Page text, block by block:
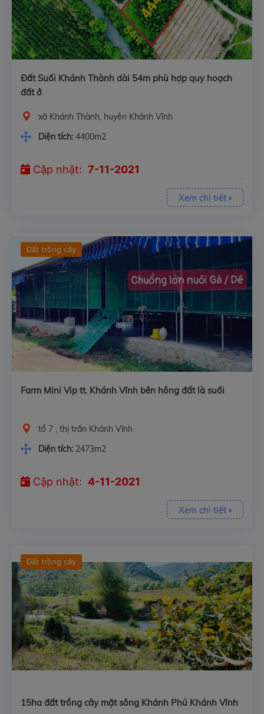
Đất Suối Khánh Thành dài 54m phù hợp quy hoạch
đất ở
xã Khánh Thành, huyện Khánh Vĩnh
Diện tích: 4400m2
Cập nhật: 7-11-2021
Xem chi tiết
Đất trồng cây
Farm Mini Vip tt. Khánh Vĩnh bên hông đất là suối
tổ 7 , thị trấn Khánh Vĩnh
Diện tích: 2473m2
Cập nhật: 4-11-2021
Xem chi tiết
Đất trồng cây
15ha đất trồng cây mặt sông Khánh Phú Khánh Vĩnh